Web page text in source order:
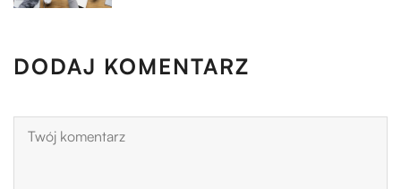
DODAJ KOMENTARZ